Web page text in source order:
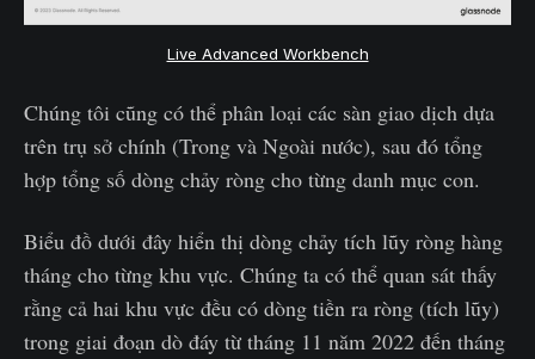
Live Advanced Workbench
Chúng tôi cũng có thể phân loại các sàn giao dịch dựa
trên trụ sở chính (Trong và Ngoài nước), sau đó tổng
hợp tổng số dòng chảy ròng cho từng danh mục con.
Biểu đồ dưới đây hiển thị dòng chảy tích lũy ròng hàng
tháng cho từng khu vực. Chúng ta có thể quan sát thấy
rằng cả hai khu vực đều có dòng tiền ra ròng (tích lũy)
trong giai đoạn dò đáy từ tháng 11 năm 2022 đến tháng